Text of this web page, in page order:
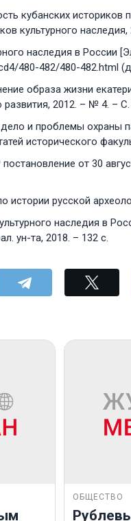
кубанских историков
культурного
наследия в России
480-482/480-482.html
образа жизни
2012. – № 4. –
и проблемы охраны
исторического
от 30
истории русской
наследия в
ун-та, 2018. – 132 с.
ОБЩЕСТВО